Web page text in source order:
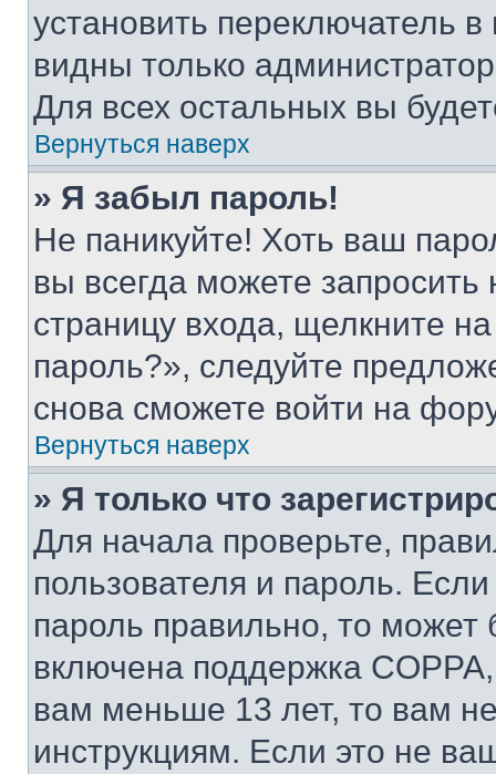
установить переключатель
видны только
Для всех остальных вы
Вернуться наверх
» Я забыл пароль!
Не паникуйте! Хоть ваш
вы всегда можете
страницу входа, щелкните
пароль?», следуйте
снова сможете войти на
Вернуться наверх
» Я только что
Для начала проверьте,
пользователя и пароль.
пароль правильно, то может
включена поддержка
вам меньше 13 лет, то вам
инструкциям. Если это не